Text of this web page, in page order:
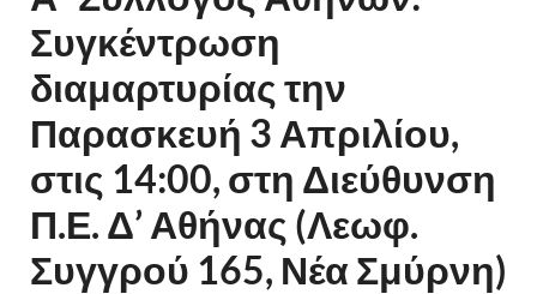
Π.Ε.
Συγκέντρωση
διαμαρτυρίας την
Παρασκευή 3 Απριλίου,
στις 14:00, στη Διεύθυνση
Π.Ε. Δ’ Αθήνας (Λεωφ.
Συγγρού 165, Νέα Σμύρνη)